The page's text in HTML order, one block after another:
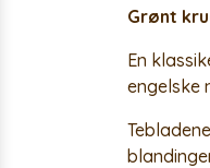
Grønt
En
engelske